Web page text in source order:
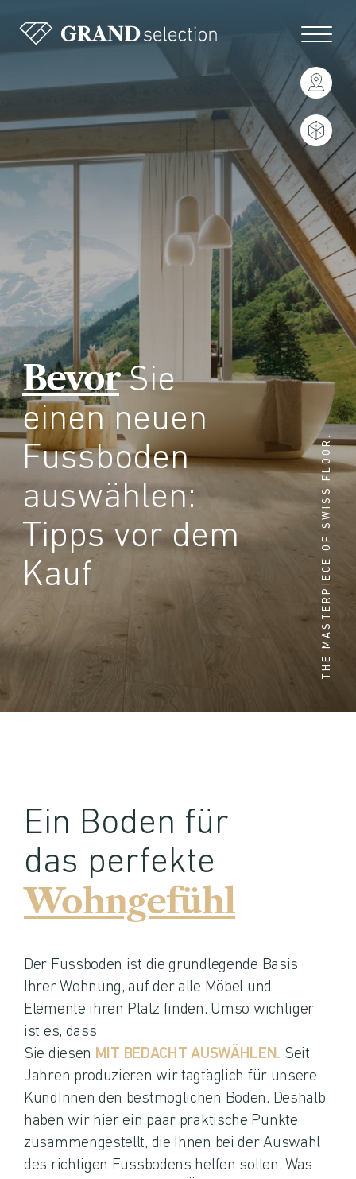
THE MASTERPIECE OF SWISS FLOOR.
BevorSie
einen neuen
Fussboden
auswählen:
Tipps vor dem
Kauf
Ein Boden für
das perfekte
Wohngefühl
Der Fussboden ist die grundlegende Basis
Ihrer Wohnung, auf der alle Möbel und
Elemente ihren Platz finden. Umso wichtiger
ist es, dass
Sie diesen MIT BEDACHT AUSWÄHLEN. Seit
Jahren produzieren wir tagtäglich für unsere
KundInnen den bestmöglichen Boden. Deshalb
haben wir hier ein paar praktische Punkte
zusammengestellt, die Ihnen bei der Auswahl
des richtigen Fussbodens helfen sollen. Was